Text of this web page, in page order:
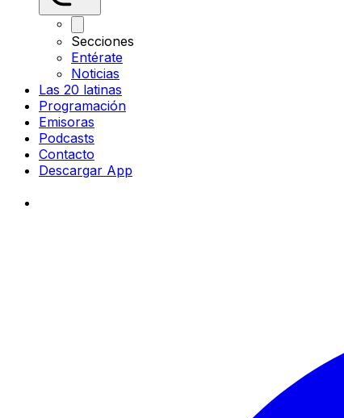
Secciones
Entérate
Noticias
Las 20 latinas
Programación
Emisoras
Podcasts
Contacto
Descargar App